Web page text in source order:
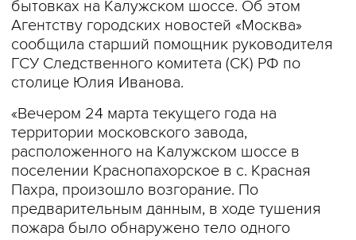
бытовках на Калужском шоссе. Об этом
Агентству городских новостей «Москва»
сообщила старший помощник руководителя
ГСУ Следственного комитета (СК) РФ по
столице Юлия Иванова.
«Вечером 24 марта текущего года на
территории московского завода,
расположенного на Калужском шоссе в
поселении Краснопахорское в с. Красная
Пахра, произошло возгорание. По
предварительным данным, в ходе тушения
пожара было обнаружено тело одного